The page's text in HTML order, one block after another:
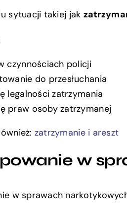
sytuacji takiej jak
czynnościach policji
do przesłuchania
legalności zatrzymania
praw osoby zatrzymanej
zatrzymanie i areszt
w
w sprawach